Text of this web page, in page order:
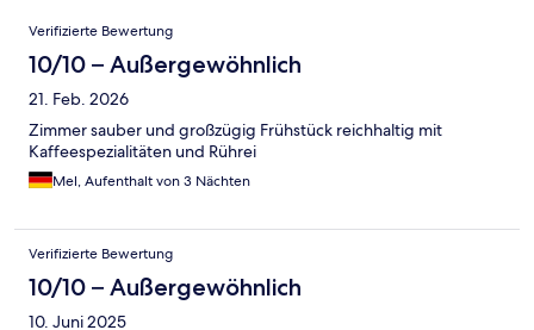
Bewertungen
Verifizierte Bewertung
10/10 – Außergewöhnlich
21. Feb. 2026
Zimmer sauber und großzügig Frühstück reichhaltig mit
Kaffeespezialitäten und Rührei
Mel, Aufenthalt von 3 Nächten
Verifizierte Bewertung
10/10 – Außergewöhnlich
10. Juni 2025